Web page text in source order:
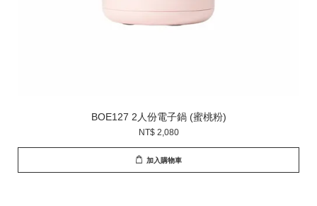
BOE127 2人份電子鍋 (蜜桃粉)
NT$ 2,080
加入購物車